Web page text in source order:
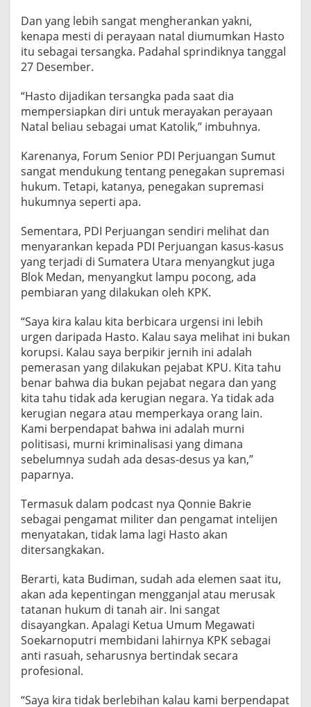
o
a
k
i
i
n
l
a
s
P
o
i
t
i
a
s
i
Dan yang lebih sangat mengherankan yakni,
kenapa mesti di perayaan natal diumumkan Hasto
itu sebagai tersangka. Padahal sprindiknya tanggal
27 Desember.
“Hasto dijadikan tersangka pada saat dia
mempersiapkan diri untuk merayakan perayaan
Natal beliau sebagai umat Katolik,” imbuhnya.
Karenanya, Forum Senior PDI Perjuangan Sumut
sangat mendukung tentang penegakan supremasi
hukum. Tetapi, katanya, penegakan supremasi
hukumnya seperti apa.
Sementara, PDI Perjuangan sendiri melihat dan
menyarankan kepada PDI Perjuangan kasus-kasus
yang terjadi di Sumatera Utara menyangkut juga
Blok Medan, menyangkut lampu pocong, ada
pembiaran yang dilakukan oleh KPK.
“Saya kira kalau kita berbicara urgensi ini lebih
urgen daripada Hasto. Kalau saya melihat ini bukan
korupsi. Kalau saya berpikir jernih ini adalah
pemerasan yang dilakukan pejabat KPU. Kita tahu
benar bahwa dia bukan pejabat negara dan yang
kita tahu tidak ada kerugian negara. Ya tidak ada
kerugian negara atau memperkaya orang lain.
Kami berpendapat bahwa ini adalah murni
politisasi, murni kriminalisasi yang dimana
sebelumnya sudah ada desas-desus ya kan,”
paparnya.
Termasuk dalam podcast nya Qonnie Bakrie
sebagai pengamat militer dan pengamat intelijen
menyatakan, tidak lama lagi Hasto akan
ditersangkakan.
Berarti, kata Budiman, sudah ada elemen saat itu,
akan ada kepentingan mengganjal atau merusak
tatanan hukum di tanah air. Ini sangat
disayangkan. Apalagi Ketua Umum Megawati
Soekarnoputri membidani lahirnya KPK sebagai
anti rasuah, seharusnya bertindak secara
profesional.
“Saya kira tidak berlebihan kalau kami berpendapat